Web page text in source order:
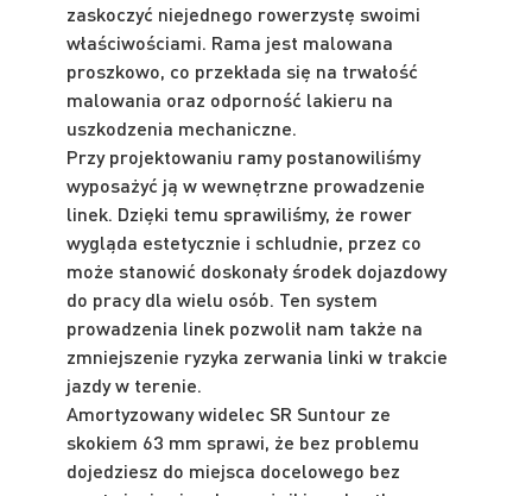
zaskoczyć niejednego rowerzystę swoimi
właściwościami. Rama jest malowana
proszkowo, co przekłada się na trwałość
malowania oraz odporność lakieru na
uszkodzenia mechaniczne.
Przy projektowaniu ramy postanowiliśmy
wyposażyć ją w wewnętrzne prowadzenie
linek. Dzięki temu sprawiliśmy, że rower
wygląda estetycznie i schludnie, przez co
może stanowić doskonały środek dojazdowy
do pracy dla wielu osób. Ten system
prowadzenia linek pozwolił nam także na
zmniejszenie ryzyka zerwania linki w trakcie
jazdy w terenie.
Amortyzowany widelec SR Suntour ze
skokiem 63 mm sprawi, że bez problemu
dojedziesz do miejsca docelowego bez